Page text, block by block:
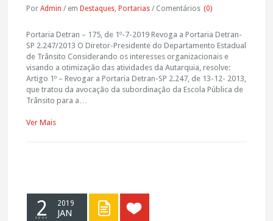
PorAdmin / em Destaques, Portarias / Comentários (0)
Portaria Detran – 175, de 1º-7-2019 Revoga a Portaria Detran-
SP 2.247/2013 O Diretor-Presidente do Departamento Estadual
de Trânsito Considerando os interesses organizacionais e
visando a otimização das atividades da Autarquia, resolve:
Artigo 1º – Revogar a Portaria Detran-SP 2.247, de 13-12- 2013,
que tratou da avocação da subordinação da Escola Pública de
Trânsito para a…
Ver Mais
2 2019
JAN